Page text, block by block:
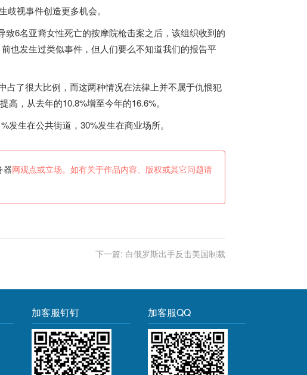
视事件创造更多机会。
6名亚裔女性死亡的按摩院枪击案之后，该组织收到的
也发生过类似事件，但人们要么不知道我们的报告平
了很大比例，而这两种情况在法律上并不属于仇恨犯
，从去年的10.8%增至今年的16.6%。
生在公共街道，30%发生在商业场所。
器 网观点或立场。如有关于作品内容、版权或其它问题请
下一篇: 白俄罗斯出手反击美国制裁
加客服钉钉 加客服QQ